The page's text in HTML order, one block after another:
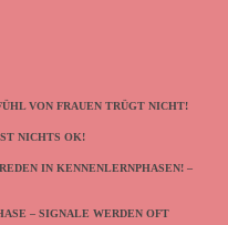
VON FRAUEN TRÜGT NICHT!
NICHTS OK!
IN KENNENLERNPHASEN! –
– SIGNALE WERDEN OFT